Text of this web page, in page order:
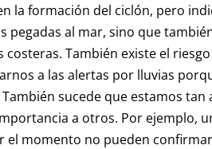
la formación del ciclón, pero
pegadas al mar, sino que
También existe el
a las alertas por lluvias
sucede que estamos
a otros. Por ejemplo,
el momento no pueden